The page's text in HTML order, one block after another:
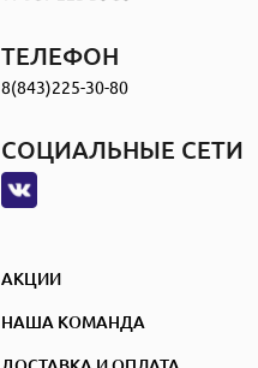
ТЕЛЕФОН
8(843)225-30-80
СОЦИАЛЬНЫЕ СЕТИ
АКЦИИ
НАША КОМАНДА